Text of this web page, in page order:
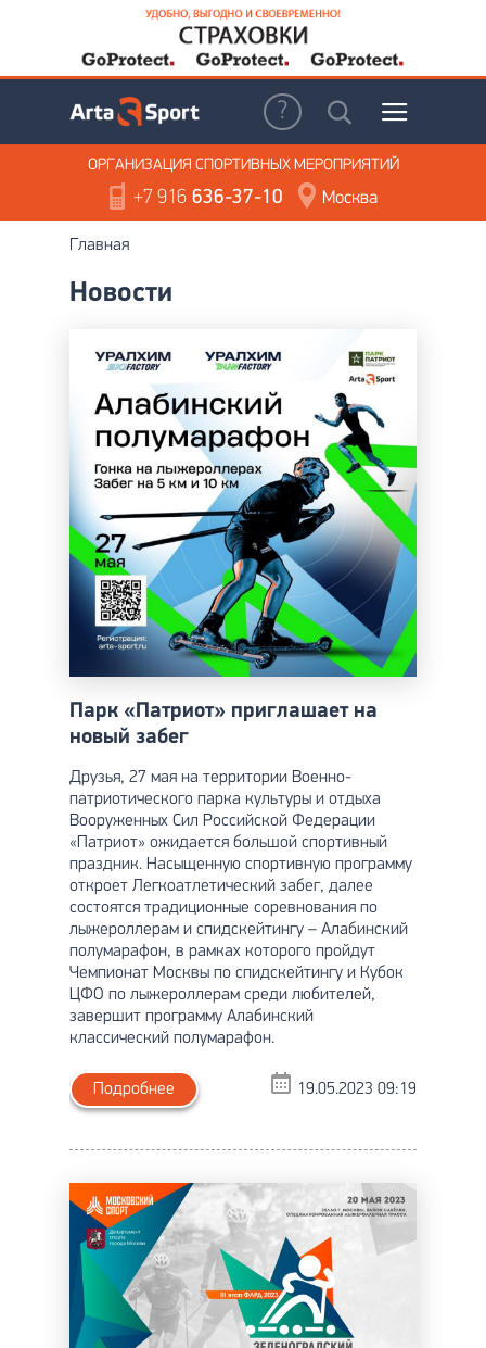
ОРГАНИЗАЦИЯ СПОРТИВНЫХ МЕРОПРИЯТИЙ
+7 916636-37-10 Москва
Главная
Новости
Парк «Патриот» приглашает на
новый забег
Друзья, 27 мая на территории Военно-
патриотического парка культуры и отдыха
Вооруженных Сил Российской Федерации
«Патриот» ожидается большой спортивный
праздник. Насыщенную спортивную программу
откроет Легкоатлетический забег, далее
состоятся традиционные соревнования по
лыжероллерам и спидскейтингу – Алабинский
полумарафон, в рамках которого пройдут
Чемпионат Москвы по спидскейтингу и Кубок
ЦФО по лыжероллерам среди любителей,
завершит программу Алабинский
классический полумарафон.
Подробнее 19.05.2023 09:19